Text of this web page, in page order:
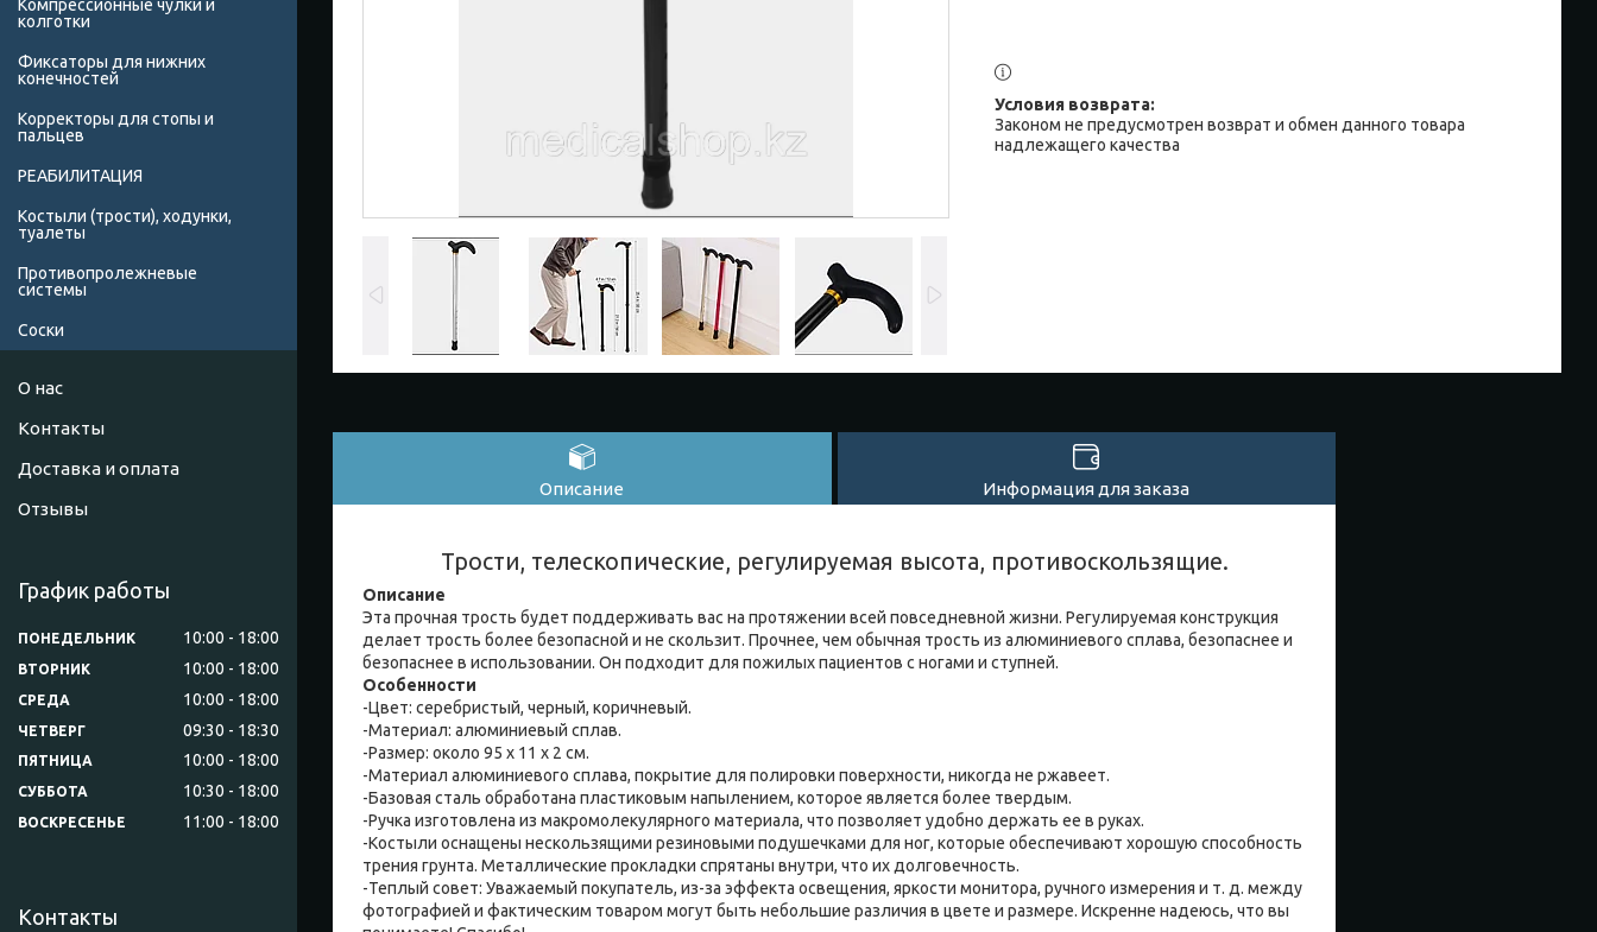
Законом не предусмотрен возврат и обмен данного товара
надлежащего качества
Описание Информация для заказа
Трости, телескопические, регулируемая высота, противоскользящие.
Описание
Эта прочная трость будет поддерживать вас на протяжении всей повседневной жизни. Регулируемая конструкция
делает трость более безопасной и не скользит. Прочнее, чем обычная трость из алюминиевого сплава, безопаснее и
безопаснее в использовании. Он подходит для пожилых пациентов с ногами и ступней.
Особенности
-Цвет: серебристый, черный, коричневый.
-Материал: алюминиевый сплав.
-Размер: около 95 х 11 х 2 см.
-Материал алюминиевого сплава, покрытие для полировки поверхности, никогда не ржавеет.
-Базовая сталь обработана пластиковым напылением, которое является более твердым.
-Ручка изготовлена из макромолекулярного материала, что позволяет удобно держать ее в руках.
-Костыли оснащены нескользящими резиновыми подушечками для ног, которые обеспечивают хорошую способность
трения грунта. Металлические прокладки спрятаны внутри, что их долговечность.
-Теплый совет: Уважаемый покупатель, из-за эффекта освещения, яркости монитора, ручного измерения и т. д. между
фотографией и фактическим товаром могут быть небольшие различия в цвете и размере. Искренне надеюсь, что вы
Компрессионные чулки и
колготки
Фиксаторы для нижних
конечностей
Корректоры для стопы и
пальцев
РЕАБИЛИТАЦИЯ
Костыли (трости), ходунки,
туалеты
Противопролежневые
системы
Соски
О нас
Контакты
Доставка и оплата
Отзывы
График работы
ПОНЕДЕЛЬНИК 10:00 18:00
ВТОРНИК 10:00 18:00
СРЕДА 10:00 18:00
ЧЕТВЕРГ 09:30 18:30
ПЯТНИЦА 10:00 18:00
СУББОТА 10:30 18:00
ВОСКРЕСЕНЬЕ 11:00 18:00
Контакты